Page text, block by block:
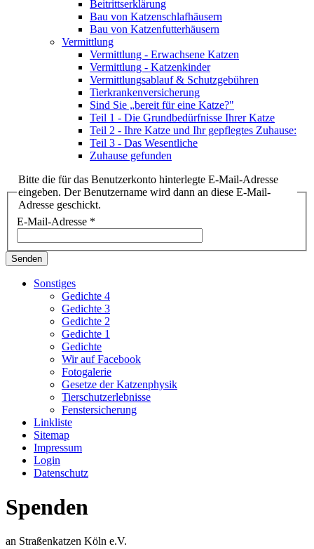
Beitrittserklärung
Bau von Katzenschlafhäusern
Bau von Katzenfutterhäusern
Vermittlung
Vermittlung - Erwachsene Katzen
Vermittlung - Katzenkinder
Vermittlungsablauf & Schutzgebühren
Tierkrankenversicherung
Sind Sie „bereit für eine Katze?"
Teil 1 - Die Grundbedürfnisse Ihrer Katze
Teil 2 - Ihre Katze und Ihr gepflegtes Zuhause:
Teil 3 - Das Wesentliche
Zuhause gefunden
Bitte die für das Benutzerkonto hinterlegte E-Mail-Adresse
eingeben. Der Benutzername wird dann an diese E-Mail-
Adresse geschickt.
E-Mail-Adresse *
Senden
Sonstiges
Gedichte 4
Gedichte 3
Gedichte 2
Gedichte 1
Gedichte
Wir auf Facebook
Fotogalerie
Gesetze der Katzenphysik
Tierschutzerlebnisse
Fenstersicherung
Linkliste
Sitemap
Impressum
Login
Datenschutz
Spenden
an Straßenkatzen Köln e.V.